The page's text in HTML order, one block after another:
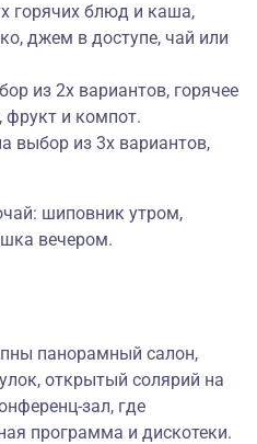
горячих блюд и каша,
джем в доступе, чай или
из 2х вариантов, горячее
фрукт и компот.
выбор из 3х вариантов,
шиповник утром,
вечером.
панорамный салон,
открытый солярий на
зал, где
программа и дискотеки.